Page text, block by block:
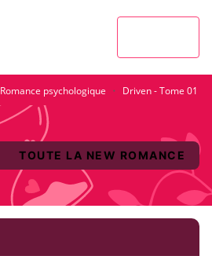
Romance psychologique · Driven - Tome 01
TOUTE LA NEW ROMANCE